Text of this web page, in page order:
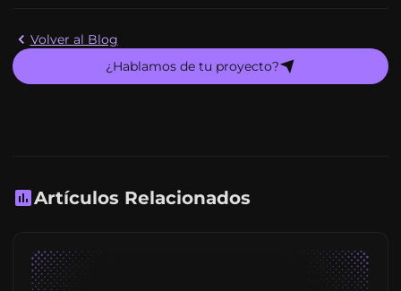
Volver al Blog
¿Hablamos de tu proyecto?
Artículos Relacionados